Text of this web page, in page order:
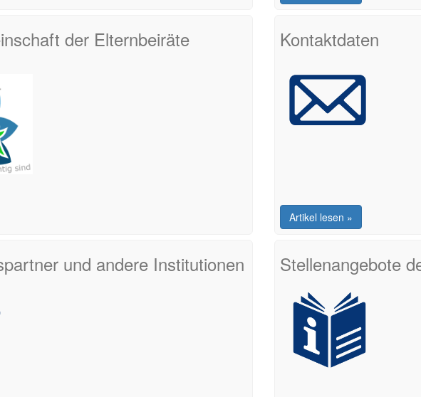
der Elternbeiräte Kontaktdaten
Artikel lesen »
und andere Institutionen Stellenangebote